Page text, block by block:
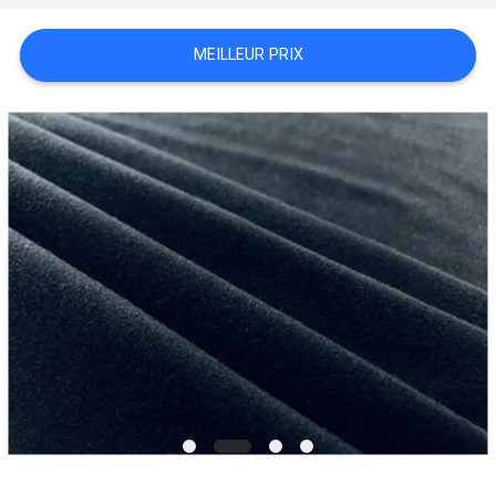
NOUVELLES
DEMANDEZ
UNE
CITATION
PLAN
DU
SITE
PRIVACY
POLICY
MEILLEUR PRIX